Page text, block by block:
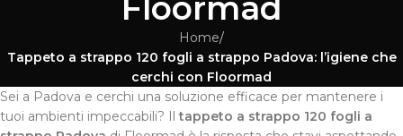
Floormad
Home/
Tappeto a strappo 120 fogli a strappo Padova: l’igiene che
cerchi con Floormad
Sei a Padova e cerchi una soluzione efficace per mantenere i
tuoi ambienti impeccabili? Iltappeto a strappo 120 fogli a